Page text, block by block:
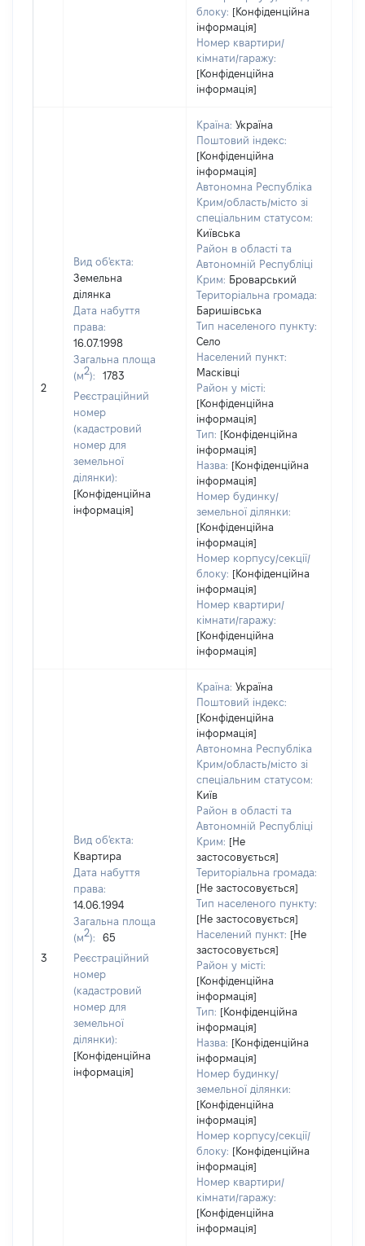
блоку: [Конфіденційна
інформація]
Номер квартири/
кімнати/гаражу:
[Конфіденційна
інформація]
2
Вид об'єкта:
Земельна
ділянка
Дата набуття
права:
16.07.1998
Загальна площа
(м2):
1783
Реєстраційний
номер
(кадастровий
номер для
земельної
ділянки):
[Конфіденційна
інформація]
Країна: Україна
Поштовий індекс:
[Конфіденційна
інформація]
Автономна Республіка
Крим/область/місто зі
спеціальним статусом:
Київська
Район в області та
Автономній Республіці
Крим: Броварський
Територіальна громада:
Баришівська
Тип населеного пункту:
Село
Населений пункт:
Масківці
Район у місті:
[Конфіденційна
інформація]
Тип: [Конфіденційна
інформація]
Назва: [Конфіденційна
інформація]
Номер будинку/
земельної ділянки:
[Конфіденційна
інформація]
Номер корпусу/секції/
блоку: [Конфіденційна
інформація]
Номер квартири/
кімнати/гаражу:
[Конфіденційна
інформація]
3
Вид об'єкта:
Квартира
Дата набуття
права:
14.06.1994
Загальна площа
(м2):
65
Реєстраційний
номер
(кадастровий
номер для
земельної
ділянки):
[Конфіденційна
інформація]
Країна: Україна
Поштовий індекс:
[Конфіденційна
інформація]
Автономна Республіка
Крим/область/місто зі
спеціальним статусом:
Київ
Район в області та
Автономній Республіці
Крим: [Не
застосовується]
Територіальна громада:
[Не застосовується]
Тип населеного пункту:
[Не застосовується]
Населений пункт: [Не
застосовується]
Район у місті:
[Конфіденційна
інформація]
Тип: [Конфіденційна
інформація]
Назва: [Конфіденційна
інформація]
Номер будинку/
земельної ділянки:
[Конфіденційна
інформація]
Номер корпусу/секції/
блоку: [Конфіденційна
інформація]
Номер квартири/
кімнати/гаражу:
[Конфіденційна
інформація]